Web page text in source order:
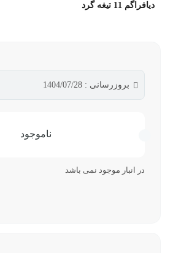
دیافراگم 11 تیغه گرد
بروزرسانی : 1404/07/28
ناموجود
در انبار موجود نمی باشد